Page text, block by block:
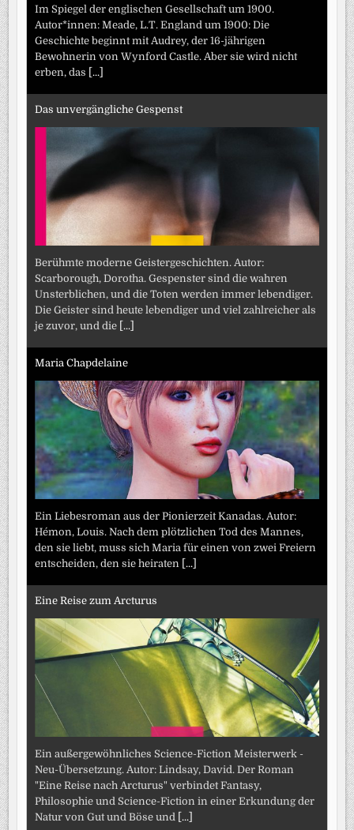
Im Spiegel der englischen Gesellschaft um 1900.
Autor*innen: Meade, L.T. England um 1900: Die
Geschichte beginnt mit Audrey, der 16-jährigen
Bewohnerin von Wynford Castle. Aber sie wird nicht
erben, das [...]
Das unvergängliche Gespenst
Berühmte moderne Geistergeschichten. Autor:
Scarborough, Dorotha. Gespenster sind die wahren
Unsterblichen, und die Toten werden immer lebendiger.
Die Geister sind heute lebendiger und viel zahlreicher als
je zuvor, und die [...]
Maria Chapdelaine
Ein Liebesroman aus der Pionierzeit Kanadas. Autor:
Hémon, Louis. Nach dem plötzlichen Tod des Mannes,
den sie liebt, muss sich Maria für einen von zwei Freiern
entscheiden, den sie heiraten [...]
Eine Reise zum Arcturus
Ein außergewöhnliches Science-Fiction Meisterwerk -
Neu-Übersetzung. Autor: Lindsay, David. Der Roman
"Eine Reise nach Arcturus" verbindet Fantasy,
Philosophie und Science-Fiction in einer Erkundung der
Natur von Gut und Böse und [...]